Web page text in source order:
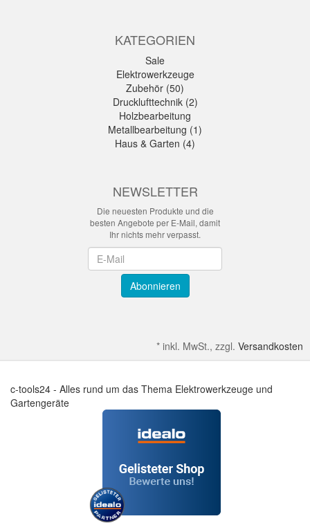
KATEGORIEN
Sale
Elektrowerkzeuge
Zubehör (50)
Drucklufttechnik (2)
Holzbearbeitung
Metallbearbeitung (1)
Haus & Garten (4)
NEWSLETTER
Die neuesten Produkte und die
besten Angebote per E-Mail, damit
Ihr nichts mehr verpasst.
Abonnieren
* inkl. MwSt., zzgl. Versandkosten
c-tools24 - Alles rund um das Thema Elektrowerkzeuge und
Gartengeräte